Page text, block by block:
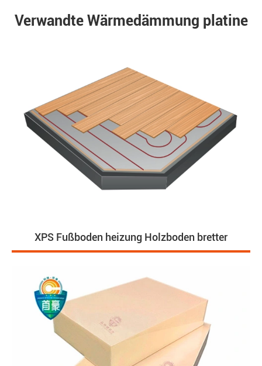
Verwandte Wärmedämmung platine
XPS Fußboden heizung Holzboden bretter